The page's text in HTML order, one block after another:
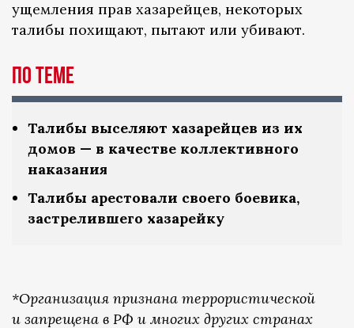
ущемления прав хазарейцев, некоторых
талибы похищают, пытают или убивают.
По теме
Талибы выселяют хазарейцев из их
домов — в качестве коллективного
наказания
Талибы арестовали своего боевика,
застрелившего хазарейку
*Организация признана террористической
и запрещена в РФ и многих других странах